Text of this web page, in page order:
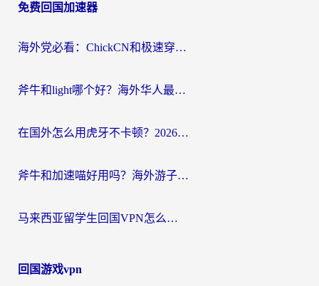
导
免费回国加速器
海外党必看：ChickCN和极速穿梭VPN好用吗？3招教你选对回国加速器无缝刷国内资源
斧牛和light哪个好？海外华人最关心的回国加速器选择难题，一篇讲透
在国外怎么用虎牙不卡顿？2026海外华人亲测有效的回国加速器选择指南
斧牛和加速喵好用吗？海外游子的真实选择困境
马来西亚留学生回国VPN怎么选？3个避坑点+1款实测好用的加速器推荐
回国游戏vpn